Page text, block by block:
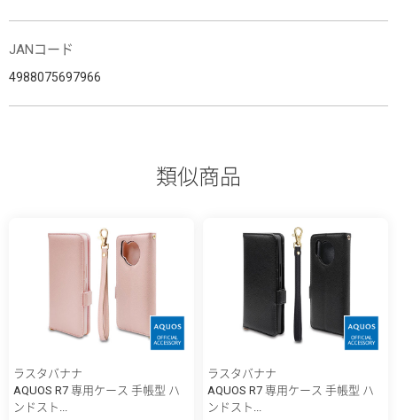
JANコード
4988075697966
類似商品
ラスタバナナ
AQUOS R7 専用ケース 手帳型 ハ
ンドスト...
ラスタバナナ
AQUOS R7 専用ケース 手帳型 ハ
ンドスト...